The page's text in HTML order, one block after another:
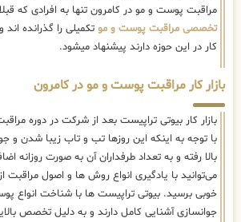
مراقبت پوست و مو در کامرون تنها به افرادی که
تخصصی مراقبت پوست و مو
کار در این حوزه دارند پیشنهاد میشود.
بازار کار مراقبت پوست و مو در کامرون
بازار کار بیوتی تراپیست بعد از شرکت در دوره
با توجه به اینکه این روزها تب و تاب زیبا شدن و
بالا رفته و به تعداد طرفداران آن به صورت روزانه
می‌توانید با یادگیری انواع روش ها و اصول
خوبی برسید. بیوتی تراپیست ها با شناخت انواع
جوانسازی آشنایی کامل دارند و به دلیل تخصص